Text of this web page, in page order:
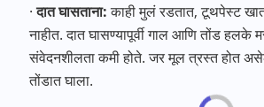
·दात घासताना:काही मुलं रडतात, टूथपेस्ट
नाहीत. दात घासण्यापूर्वी गाल आणि तोंड हलके
संवेदनशीलता कमी होते. जर मूल त्रस्त होत
तोंडात घाला.